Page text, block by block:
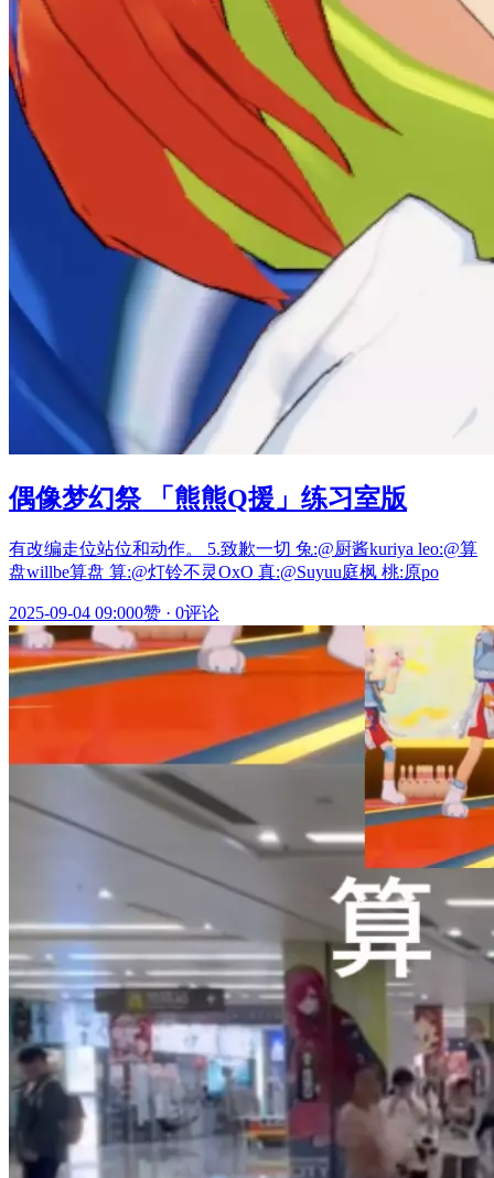
偶像梦幻祭 「熊熊Q援」练习室版
有改编走位站位和动作。 5.致歉一切 兔:@厨酱kuriya leo:@算
盘willbe算盘 算:@灯铃不灵OxO 真:@Suyuu庭枫 桃:原po
2025-09-04 09:000赞 · 0评论